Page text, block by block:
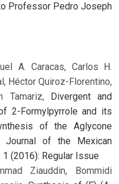
Professor Pedro Joseph
A. Caracas, Carlos H.
Héctor Quiroz-Florentino,
Tamariz, Divergent and
2-Formylpyrrole and its
of the Aglycone
Journal of the Mexican
(2016): Regular Issue
Ziauddin, Bommidi